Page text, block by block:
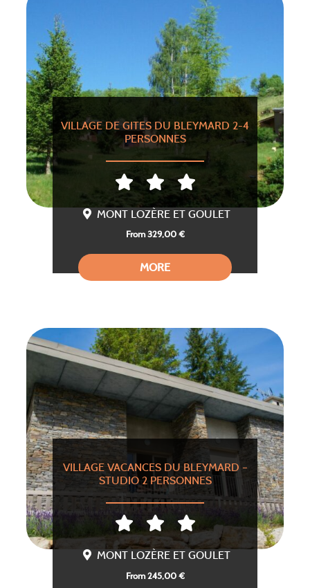
VILLAGE DE GITES DU BLEYMARD 2-4
PERSONNES
MONT LOZÈRE ET GOULET
From 329,00 €
MORE
VILLAGE VACANCES DU BLEYMARD –
STUDIO 2 PERSONNES
MONT LOZÈRE ET GOULET
From 245,00 €